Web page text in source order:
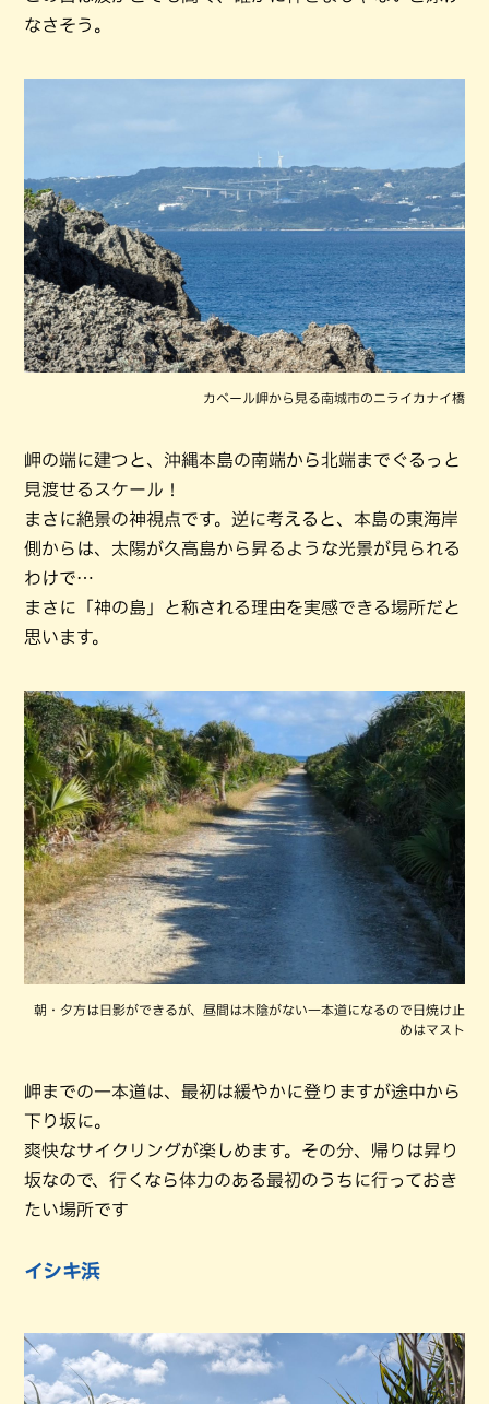
なさそう。
カベール岬から見る南城市のニライカナイ橋
岬の端に建つと、沖縄本島の南端から北端までぐるっと
見渡せるスケール！
まさに絶景の神視点です。逆に考えると、本島の東海岸
側からは、太陽が久高島から昇るような光景が見られる
わけで…
まさに「神の島」と称される理由を実感できる場所だと
思います。
朝・夕方は日影ができるが、昼間は木陰がない一本道になるので日焼け止
めはマスト
岬までの一本道は、最初は緩やかに登りますが途中から
下り坂に。
爽快なサイクリングが楽しめます。その分、帰りは昇り
坂なので、行くなら体力のある最初のうちに行っておき
たい場所です
イシキ浜